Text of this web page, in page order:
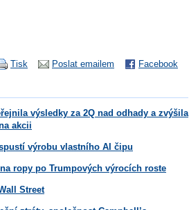
Facebook
Poslat emailem
Tisk
výsledky za 2Q nad odhady a zvýšila
akcii
výrobu vlastního AI čipu
ropy po Trumpových výrocích roste
Street